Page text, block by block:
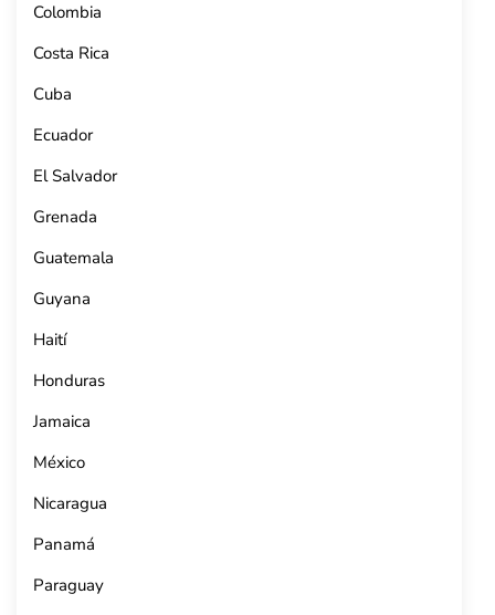
Colombia
Costa Rica
Cuba
Ecuador
El Salvador
Grenada
Guatemala
Guyana
Haití
Honduras
Jamaica
México
Nicaragua
Panamá
Paraguay